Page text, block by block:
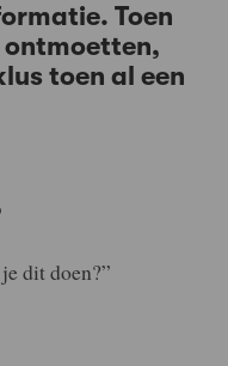
Toen
ontmoetten,
toen al een
dit doen?”